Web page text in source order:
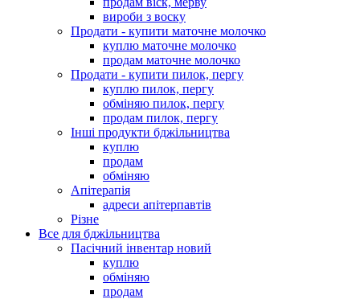
вироби з воску
Продати - купити маточне молочко
куплю маточне молочко
продам маточне молочко
Продати - купити пилок, пергу
куплю пилок, пергу
обміняю пилок, пергу
продам пилок, пергу
Інші продукти бджільництва
куплю
продам
обміняю
Апітерапія
адреси апітерпавтів
Різне
Все для бджільництва
Пасічний інвентар новий
куплю
обміняю
продам